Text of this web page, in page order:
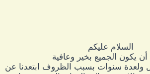
السلام عليكم
أن يكون الجميع بخير وعافية
ولعدة سنوات بسبب الظروف ابتعدنا عن